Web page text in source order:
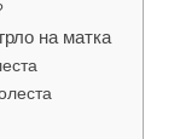
на матка